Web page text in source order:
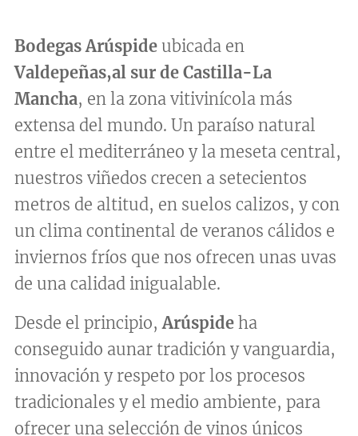
Bodegas Arúspide ubicada en
Valdepeñas,al sur de Castilla-La
Mancha, en la zona vitivinícola más
extensa del mundo. Un paraíso natural
entre el mediterráneo y la meseta central,
nuestros viñedos crecen a setecientos
metros de altitud, en suelos calizos, y con
un clima continental de veranos cálidos e
inviernos fríos que nos ofrecen unas uvas
de una calidad inigualable.
Desde el principio,Arúspide ha
conseguido aunar tradición y vanguardia,
innovación y respeto por los procesos
tradicionales y el medio ambiente, para
ofrecer una selección de vinos únicos